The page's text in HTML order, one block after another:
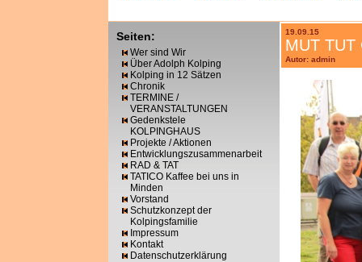
Seiten:
Wer sind Wir
Über Adolph Kolping
Kolping in 12 Sätzen
Chronik
TERMINE /
VERANSTALTUNGEN
Gedenkstele
KOLPINGHAUS
Projekte / Aktionen
Entwicklungszusammenarbeit
RAD & TAT
TATICO Kaffee bei uns in
Minden
Vorstand
Schutzkonzept der
Kolpingsfamilie
Impressum
Kontakt
Datenschutzerklärung
19.09.15
MUT TUT
Autor: admin